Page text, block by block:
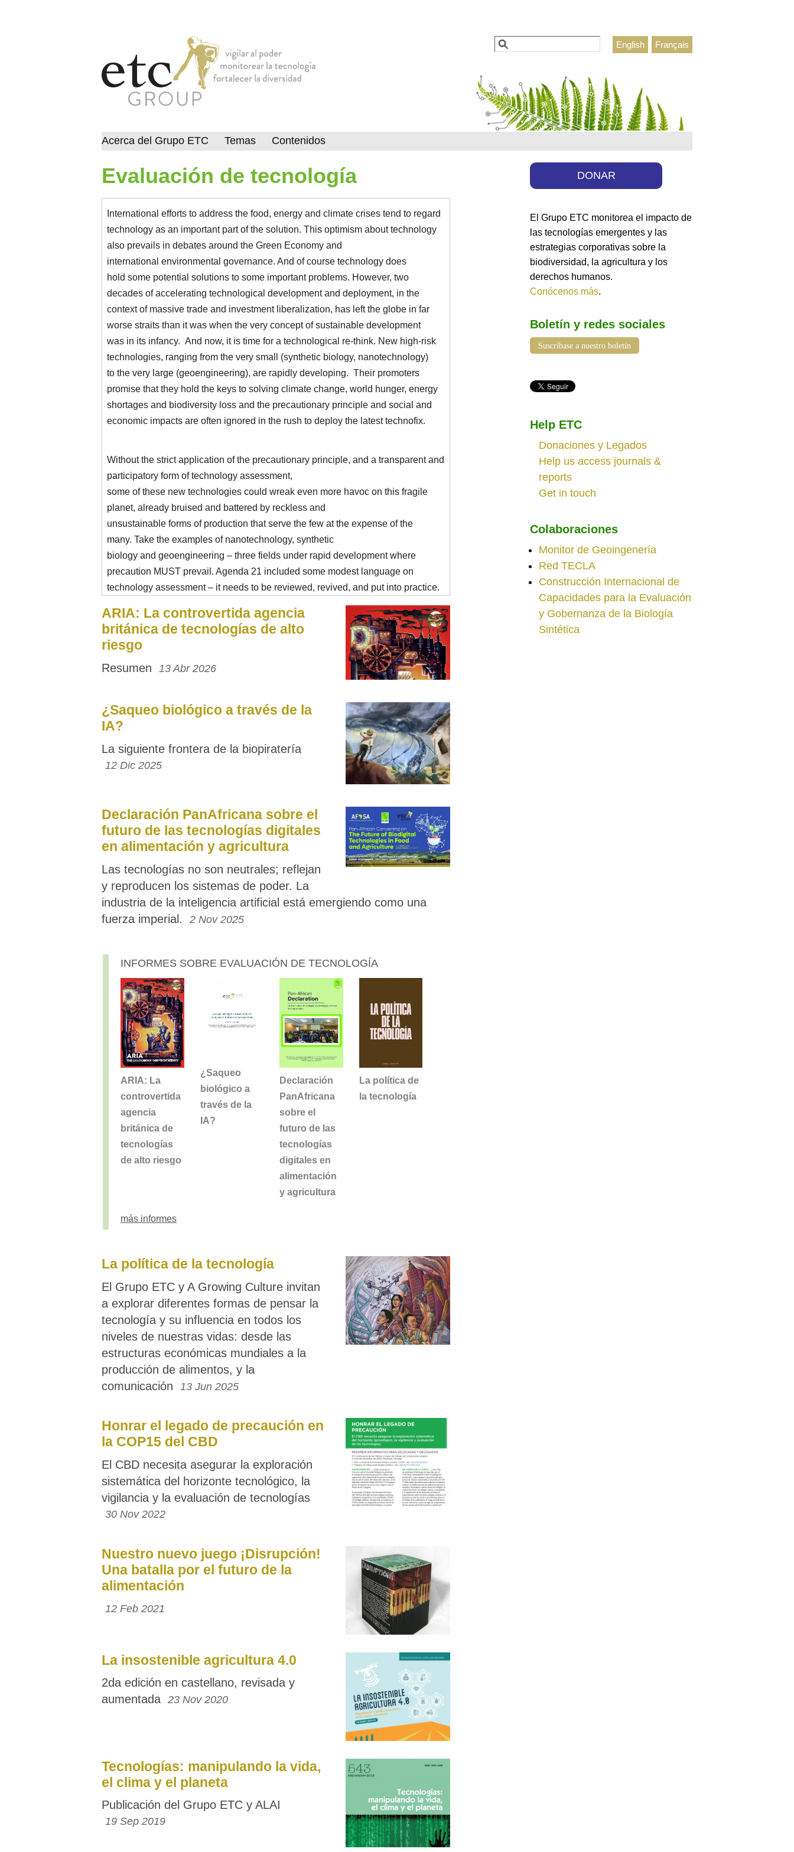
Français
English
Formulario de búsqueda
Buscar
Evaluación de tecnología
International efforts to address the food, energy and climate crises tend to regard
technology as an important part of the solution. This optimism about technology
also prevails in debates around the Green Economy and
international environmental governance. And of course technology does
hold some potential solutions to some important problems. However, two
decades of accelerating technological development and deployment, in the
context of massive trade and investment liberalization, has left the globe in far
worse straits than it was when the very concept of sustainable development
was in its infancy. And now, it is time for a technological re-think. New high-risk
technologies, ranging from the very small (synthetic biology, nanotechnology)
to the very large (geoengineering), are rapidly developing. Their promoters
promise that they hold the keys to solving climate change, world hunger, energy
shortages and biodiversity loss and the precautionary principle and social and
economic impacts are often ignored in the rush to deploy the latest technofix.
Without the strict application of the precautionary principle, and a transparent and
participatory form of technology assessment,
some of these new technologies could wreak even more havoc on this fragile
planet, already bruised and battered by reckless and
unsustainable forms of production that serve the few at the expense of the
many. Take the examples of nanotechnology, synthetic
biology and geoengineering – three fields under rapid development where
precaution MUST prevail. Agenda 21 included some modest language on
technology assessment – it needs to be reviewed, revived, and put into practice.
ARIA: La controvertida agencia
británica de tecnologías de alto
riesgo
Resumen 13 Abr 2026
¿Saqueo biológico a través de la
IA?
La siguiente frontera de la biopiratería
12 Dic 2025
Declaración PanAfricana sobre el
futuro de las tecnologías digitales
en alimentación y agricultura
Las tecnologías no son neutrales; reflejan
y reproducen los sistemas de poder. La
industria de la inteligencia artificial está emergiendo como una
fuerza imperial.
2 Nov 2025
INFORMES SOBRE EVALUACIÓN DE TECNOLOGÍA
ARIA: La
controvertida
agencia
británica de
tecnologías
de alto riesgo
¿Saqueo
biológico a
través de la
IA?
Declaración
PanAfricana
sobre el
futuro de las
tecnologías
digitales en
alimentación
y agricultura
La política de
la tecnología
más informes
La política de la tecnología
El Grupo ETC y A Growing Culture invitan
a explorar diferentes formas de pensar la
tecnología y su influencia en todos los
niveles de nuestras vidas: desde las
estructuras económicas mundiales a la
producción de alimentos, y la
comunicación
13 Jun 2025
Honrar el legado de precaución en
la COP15 del CBD
El CBD necesita asegurar la exploración
sistemática del horizonte tecnológico, la
vigilancia y la evaluación de tecnologías
30 Nov 2022
Nuestro nuevo juego ¡Disrupción!
Una batalla por el futuro de la
alimentación
12 Feb 2021
La insostenible agricultura 4.0
2da edición en castellano, revisada y
aumentada 23 Nov 2020
Tecnologías: manipulando la vida,
el clima y el planeta
Publicación del Grupo ETC y ALAI
19 Sep 2019
Acerca del Grupo ETC Temas Contenidos
DONAR
El Grupo ETC monitorea el impacto de
las tecnologías emergentes y las
estrategias corporativas sobre la
biodiversidad, la agricultura y los
derechos humanos.
Conócenos más
Boletín y redes sociales
Suscríbase a nuestro boletín
Help ETC
Donaciones y Legados
Help us access journals &
reports
Get in touch
Colaboraciones
Monitor de Geoingenería
Red TECLA
Construcción Internacional de
Capacidades para la Evaluación
y Gobernanza de la Biología
Sintética